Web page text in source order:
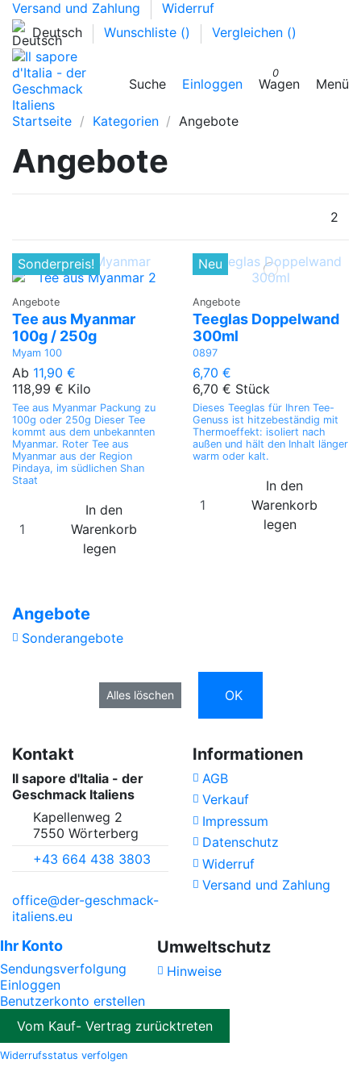
Versand und Zahlung
Widerruf
Deutsch
Wunschliste () Vergleichen ()
Suche Einloggen
0
Wagen Menü
Startseite Kategorien Angebote
Angebote
2
Sonderpreis!
Angebote
Tee aus Myanmar
100g / 250g
Myam 100
Ab 11,90 €
118,99 € Kilo
Tee aus Myanmar Packung zu
100g oder 250g Dieser Tee
kommt aus dem unbekannten
Myanmar. Roter Tee aus
Myanmar aus der Region
Pindaya, im südlichen Shan
Staat
In den
Warenkorb
legen
Neu
Angebote
Teeglas Doppelwand
300ml
0897
6,70 €
6,70 € Stück
Dieses Teeglas für Ihren Tee-
Genuss ist hitzebeständig mit
Thermoeffekt: isoliert nach
außen und hält den Inhalt länger
warm oder kalt.
In den
Warenkorb
legen
Angebote
Sonderangebote
Alles löschen OK
Kontakt
Il sapore d'Italia - der
Geschmack Italiens
Kapellenweg 2
7550 Wörterberg
+43 664 438 3803
office@der-geschmack-
italiens.eu
Informationen
AGB
Verkauf
Impressum
Datenschutz
Widerruf
Versand und Zahlung
Ihr Konto
Sendungsverfolgung
Einloggen
Benutzerkonto erstellen
Umweltschutz
Hinweise
Vom Kauf- Vertrag zurücktreten
Widerrufsstatus verfolgen